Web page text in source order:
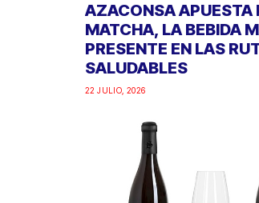
AZACONSA APUESTA
MATCHA, LA BEBIDA
PRESENTE EN LAS
SALUDABLES
22 JULIO, 2026